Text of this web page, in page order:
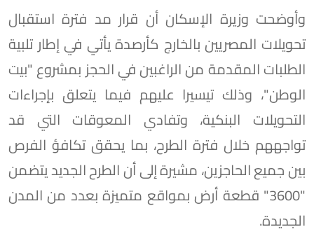
وأوضحت وزيرة الإسكان أن قرار مد فترة استقبال
تحويلات المصريين بالخارج كأرصدة يأتي في إطار تلبية
الطلبات المقدمة من الراغبين في الحجز بمشروع "بيت
الوطن"، وذلك تيسيرا عليهم فيما يتعلق بإجراءات
التحويلات البنكية، وتفادي المعوقات التي قد
تواجههم خلال فترة الطرح، بما يحقق تكافؤ الفرص
بين جميع الحاجزين، مشيرة إلى أن الطرح الجديد يتضمن
"3600" قطعة أرض بمواقع متميزة بعدد من المدن
الجديدة.